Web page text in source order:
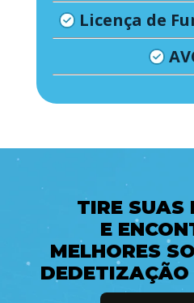
Licença de
TIRE SUAS
E
MELHORES